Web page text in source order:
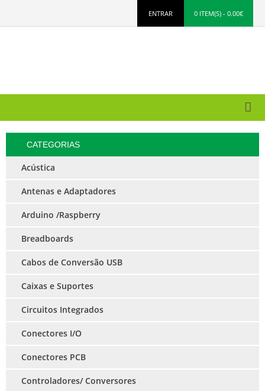
ENTRAR 0 ITEM(S) - 0.00€
CATEGORIAS
Acústica
Antenas e Adaptadores
Arduino /Raspberry
Breadboards
Cabos de Conversão USB
Caixas e Suportes
Circuitos Integrados
Conectores I/O
Conectores PCB
Controladores/ Conversores